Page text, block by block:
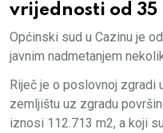
vrijednosti od 35
Općinski sud u Cazinu je
javnim nadmetanjem
Riječ je o poslovnoj zgradi
zemljištu uz zgradu
iznosi 112.713 m2, a koji